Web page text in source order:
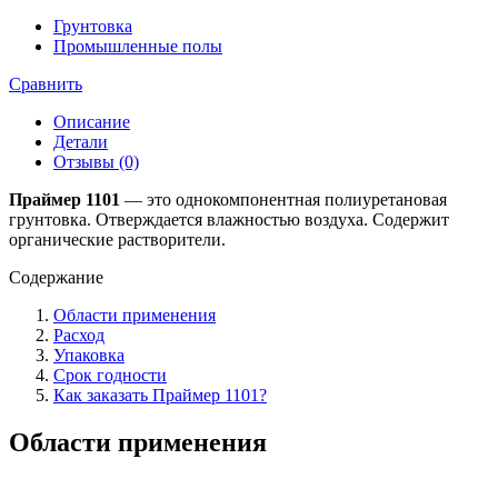
Грунтовка
Промышленные полы
Сравнить
Описание
Детали
Отзывы (0)
Праймер 1101 — это однокомпонентная полиуретановая
грунтовка. Отверждается влажностью воздуха. Содержит
органические растворители.
Содержание
Области применения
Расход
Упаковка
Срок годности
Как заказать Праймер 1101?
Области применения